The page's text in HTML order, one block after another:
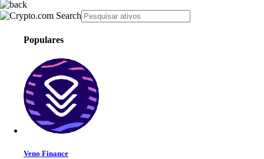
Populares
Veno Finance